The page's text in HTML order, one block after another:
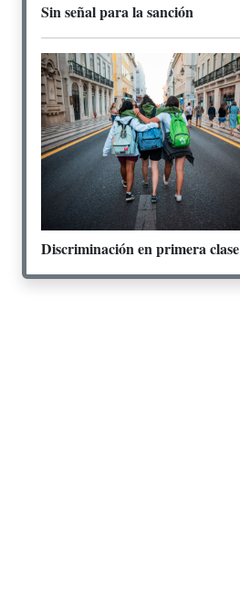
Sin señal para la sanción
Discriminación en primera clase